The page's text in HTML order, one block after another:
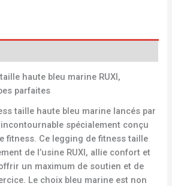
haute bleu marine RUXI,
parfaites
taille haute bleu marine lancés par
spécialement conçu
fitness. Ce legging de fitness taille
de l’usine RUXI, allie confort et
un maximum de soutien et de
Le choix bleu marine est non